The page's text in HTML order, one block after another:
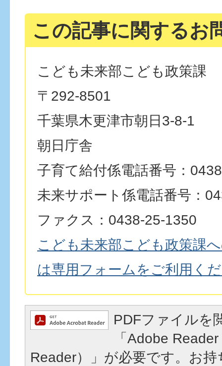
この記事に関するお
こども未来部こども政策課
〒292-8501
千葉県木更津市朝日3-8-1
朝日庁舎
子育て給付係電話番号：
未来サポート係電話番号：
ファクス：0438-25-1350
こども未来部こども政策課
は専用フォームをご利用く
PDFファイルを
「Adobe
Reader）」が必要です。お